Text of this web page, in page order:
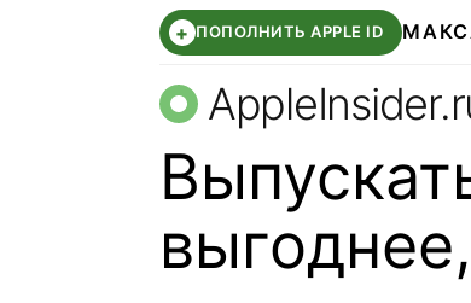
+ ПОПОЛНИТЬ APPLE ID МАКС